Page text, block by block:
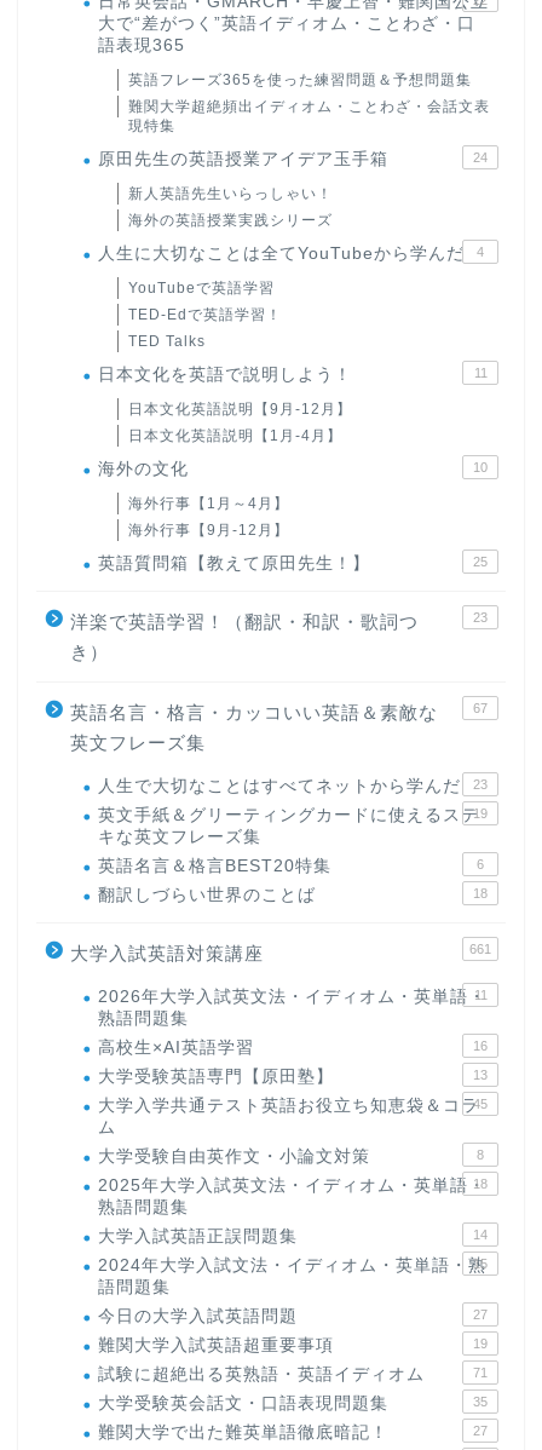
大で“差がつく”英語イディオム・ことわざ・口
語表現365
英語フレーズ365を使った練習問題＆予想問題集
難関大学超絶頻出イディオム・ことわざ・会話文表
現特集
原田先生の英語授業アイデア玉手箱 24
新人英語先生いらっしゃい！
海外の英語授業実践シリーズ
人生に大切なことは全てYouTubeから学んだ 4
YouTubeで英語学習
TED-Edで英語学習！
TED Talks
日本文化を英語で説明しよう！ 11
日本文化英語説明【9月-12月】
日本文化英語説明【1月-4月】
海外の文化 10
海外行事【1月～4月】
海外行事【9月-12月】
英語質問箱【教えて原田先生！】 25
洋楽で英語学習！（翻訳・和訳・歌詞つ
き）
23
英語名言・格言・カッコいい英語＆素敵な
英文フレーズ集
67
人生で大切なことはすべてネットから学んだ 23
英文手紙＆グリーティングカードに使えるステ
キな英文フレーズ集
19
英語名言＆格言BEST20特集 6
翻訳しづらい世界のことば 18
大学入試英語対策講座 661
2026年大学入試英文法・イディオム・英単語・
熟語問題集
11
高校生×AI英語学習 16
大学受験英語専門【原田塾】 13
大学入学共通テスト英語お役立ち知恵袋＆コラ
ム
45
大学受験自由英作文・小論文対策 8
2025年大学入試英文法・イディオム・英単語・
熟語問題集
18
大学入試英語正誤問題集 14
2024年大学入試文法・イディオム・英単語・熟
語問題集
15
今日の大学入試英語問題 27
難関大学入試英語超重要事項 19
試験に超絶出る英熟語・英語イディオム 71
大学受験英会話文・口語表現問題集 35
難関大学で出た難英単語徹底暗記！ 27